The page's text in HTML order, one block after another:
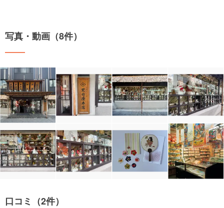
写真・動画（8件）
口コミ（2件）